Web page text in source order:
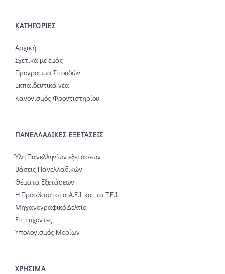
ΚΑΤΗΓΟΡΙΕΣ
Αρχική
Σχετικά με εμάς
Πρόγραμμα Σπουδών
Εκπαιδευτικά νέα
Κανονισμός Φροντιστηρίου
ΠΑΝΕΛΛΑΔΙΚΕΣ ΕΞΕΤΑΣΕΙΣ
Ύλη Πανελληνίων εξετάσεων
Βάσεις Πανελλαδικών
Θέματα Εξετάσεων
Η Πρόσβαση στα Α.Ε.Ι. και τα Τ.Ε.Ι.
Μηχανογραφικό Δελτίο
Επιτυχόντες
Υπολογισμός Μορίων
ΧΡΗΣΙΜΑ